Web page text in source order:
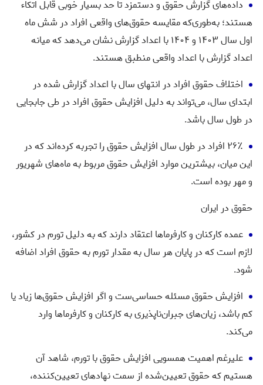
داده‌های گزارش حقوق و دستمزد تا حد بسیار خوبی قابل اتکاء
هستند؛ به‌‌طوری‌که مقایسه حقوق‌های واقعی افراد در شش ماه
اول سال ۱۴۰۳ و ۱۴۰۴ با اعداد گزارش نشان می‌دهد که میانه
اعداد گزارش با اعداد واقعی منطبق هستند.
اختلاف حقوق افراد در انتهای سال با اعداد گزارش شده در
ابتدای سال، می‌تواند به دلیل افزایش حقوق افراد در طی جابجایی
در طول سال باشد.
۲۶٪ افراد در طول سال افزایش حقوق را تجربه کرده‌اند که در
این میان، بیشترین موارد افزایش حقوق مربوط به ماه‌های شهریور
و مهر بوده‌ است.
حقوق در ایران
عمده کارکنان و کارفرماها اعتقاد دارند که به دلیل تورم در کشور،
لازم است که در پایان هر سال به مقدار تورم به حقوق افراد اضافه
شود.
افزایش حقوق مسئله حساسی‌ست و اگر افزایش حقوق‌ها زیاد یا
کم باشد، زیان‌های جبران‌ناپذیری به کارکنان و کارفرماها وارد
می‌کند.
علیرغم اهمیت همسویی افزایش حقوق با تورم، شاهد آن
هستیم که حقوق تعیین‌شده از سمت نهادهای تعیین‌کننده،